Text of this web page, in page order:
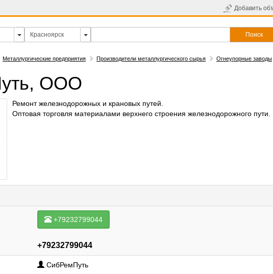
Добавить
Поиск
Металлургические предприятия Производители металлургического сырья
Огнеупорные заводы
ООО
Ремонт железнодорожных и крановых путей.
Оптовая торговля материалами верхнего строения железнодорожного пути.
+79232799044
+79232799044
СибРемПуть